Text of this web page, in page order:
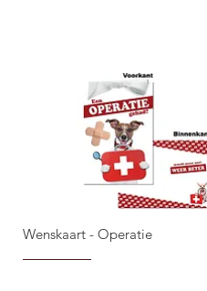
Quick View
Wenskaart - Operatie